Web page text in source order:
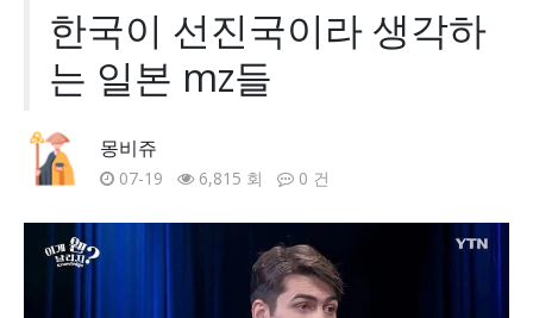
검색 노출을 높이는 웹사이트 SEO 최적화를 진행해드립니
다
검색 노출을 높이는 웹사이트 SEO 최적화를 진행해드립니
검색 노출을 높이는 웹사이트 SEO 최적화를 진행해드립니
다
다
한국이 선진국이라 생각하
는 일본 mz들
몽비쥬
07-19 6,815 회 0 건